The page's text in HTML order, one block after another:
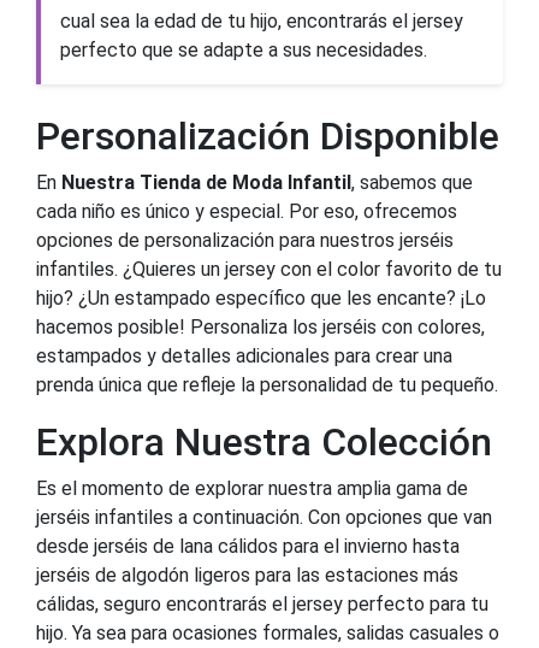
cual sea la edad de tu hijo, encontrarás el jersey
perfecto que se adapte a sus necesidades.
Personalización Disponible
En Nuestra Tienda de Moda Infantil , sabemos que
cada niño es único y especial. Por eso, ofrecemos
opciones de personalización para nuestros jerséis
infantiles. ¿Quieres un jersey con el color favorito de tu
hijo? ¿Un estampado específico que les encante? ¡Lo
hacemos posible! Personaliza los jerséis con colores,
estampados y detalles adicionales para crear una
prenda única que refleje la personalidad de tu pequeño.
Explora Nuestra Colección
Es el momento de explorar nuestra amplia gama de
jerséis infantiles a continuación. Con opciones que van
desde jerséis de lana cálidos para el invierno hasta
jerséis de algodón ligeros para las estaciones más
cálidas, seguro encontrarás el jersey perfecto para tu
hijo. Ya sea para ocasiones formales, salidas casuales o